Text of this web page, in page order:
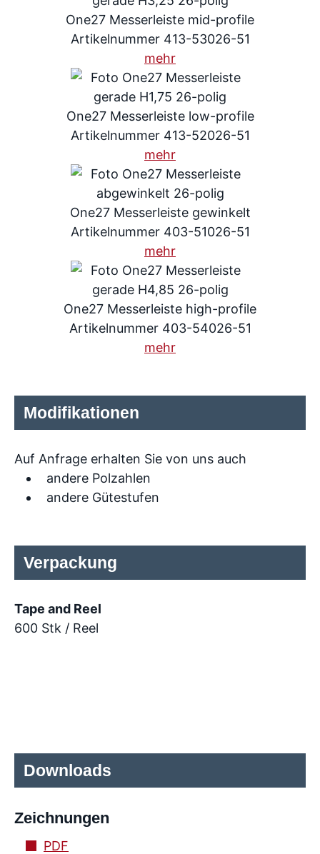
One27 Messerleiste mid-profile
Artikelnummer 413-53026-51
mehr
One27 Messerleiste low-profile
Artikelnummer 413-52026-51
mehr
One27 Messerleiste gewinkelt
Artikelnummer 403-51026-51
mehr
One27 Messerleiste high-profile
Artikelnummer 403-54026-51
mehr
Modifikationen
Auf Anfrage erhalten Sie von uns auch
andere Polzahlen
andere Gütestufen
Verpackung
Tape and Reel
600 Stk / Reel
Downloads
Zeichnungen
PDF